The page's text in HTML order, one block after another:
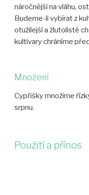
náročnější na vláhu,
Budeme-li vybírat z
otužilejší a žlutolisté
kultivary chráníme
Množení
Cypřišky množíme
srpnu.
Použití a přínos